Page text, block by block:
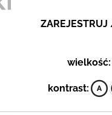
wielkość:
kontrast: